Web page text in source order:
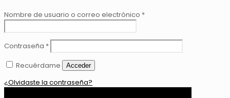
Nombre de usuario o correo electrónico *
Contraseña *
Recuérdame
Acceder
¿Olvidaste la contraseña?